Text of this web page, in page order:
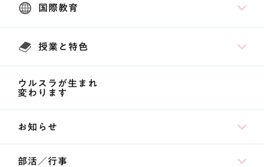
国際教育
授業と特色
ウルスラが生まれ
変わります
お知らせ
部活／行事